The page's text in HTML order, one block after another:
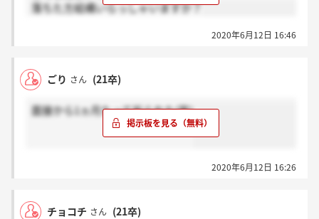
落ちた方結構いらっしゃいますか？
2020年6月12日 16:46
ごり さん (21卒)
面接から1ヵ月たって祈られた(笑)
2020年6月12日 16:26
チョコチ さん (21卒)